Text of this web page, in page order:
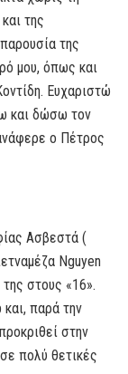
της
της
μου, όπως και
Ευχαριστώ
και δώσω τον
ο Πέτρος
Ασβεστά (
Nguyen
στους «16».
παρά την
στην
πολύ θετικές